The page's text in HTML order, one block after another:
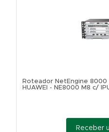
Roteador NetEngine 8000
HUAWEI - NE8000 M8 c/
Receber